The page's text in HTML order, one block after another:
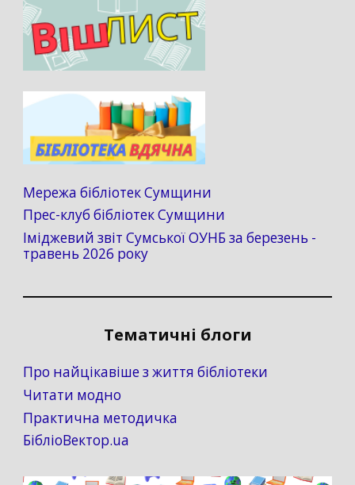
Мережа бібліотек Сумщини
Прес-клуб бібліотек Сумщини
Іміджевий звіт Сумської ОУНБ за березень -
травень 2026 року
Тематичні блоги
Про найцікавіше з життя бібліотеки
Читати модно
Практична методичка
БібліоВектор.ua